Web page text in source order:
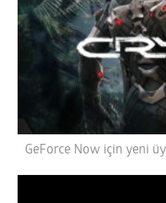
GeForce Now için yeni